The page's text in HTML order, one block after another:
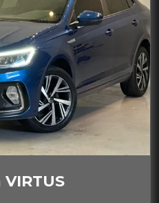
VIRTUS